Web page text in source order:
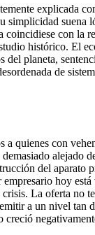
explicada
con
histórico. El
planeta,
de
quienes con
del
hoy
La oferta no
a un nivel tan
creció